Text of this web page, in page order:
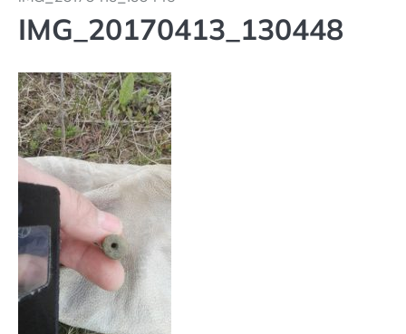
IMG_20170413_130448